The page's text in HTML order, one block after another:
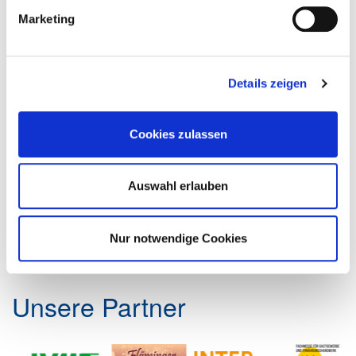
Marketing
Details zeigen
Cookies zulassen
Auswahl erlauben
Nur notwendige Cookies
77656 Offenburg
E-Mail:info​[at]​edeka-foodservice.de
www.edeka-foodservice.de
Unsere Partner